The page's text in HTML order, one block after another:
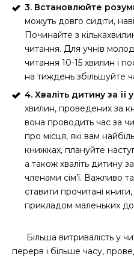
3. Встановлюйте
можуть довго сидіти,
Починайте з
читання. Для учнів
читання 10-15 хвилин і
на тиждень збільшуйте
4. Хваліть дитину за її
хвилин, проведених за
вона проводить час за
про місця, які вам
книжках, плануйте
а також хваліть дитину
членами сім’ї. Важливо
ставити прочитані
прикладом маленьких
Більша витривалість у
перерв і більше часу,